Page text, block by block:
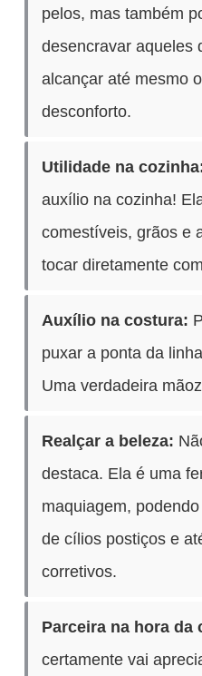
pelos, mas também
desencravar aqueles
alcançar até mesmo
desconforto.
Utilidade na
auxílio na cozinha!
comestíveis, grãos e
tocar diretamente
Auxílio na costura:
puxar a ponta da
Uma verdadeira
Realçar a beleza:
destaca. Ela é uma
maquiagem,
de cílios postiços e
corretivos.
Parceira na hora da
certamente vai